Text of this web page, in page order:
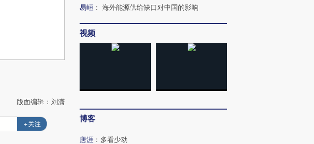
版面编辑：刘潇
+关注
易峘 ： 海外能源供给缺口对中国的影响
视频
博客
唐涯 ： 多看少动